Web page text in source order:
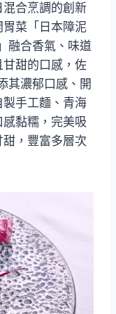
合烹調的創新
菜「日本障泥
融合香氣、味道
甜的口感，佐
其濃郁口感、開
手工麵、青海
黏糯，完美吸
，豐富多層次